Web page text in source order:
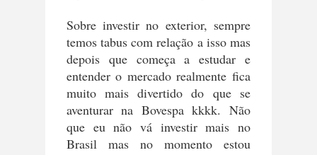
Sobre investir no exterior, sempre
temos tabus com relação a isso mas
depois que começa a estudar e
entender o mercado realmente fica
muito mais divertido do que se
aventurar na Bovespa kkkk. Não
que eu não vá investir mais no
Brasil mas no momento estou